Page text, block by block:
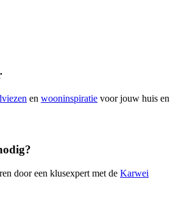
en wooninspiratie voor jouw huis en
door een klusexpert met de Karwei